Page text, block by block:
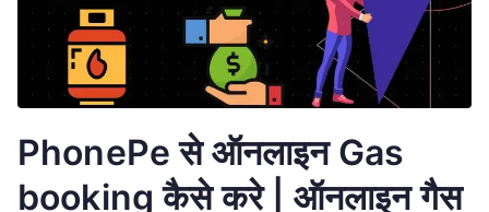
PhonePe से ऑनलाइन Gas
booking कैसे करे | ऑनलाइन गैस